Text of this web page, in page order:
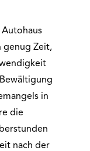
Autohaus
genug Zeit,
in
die
nach der